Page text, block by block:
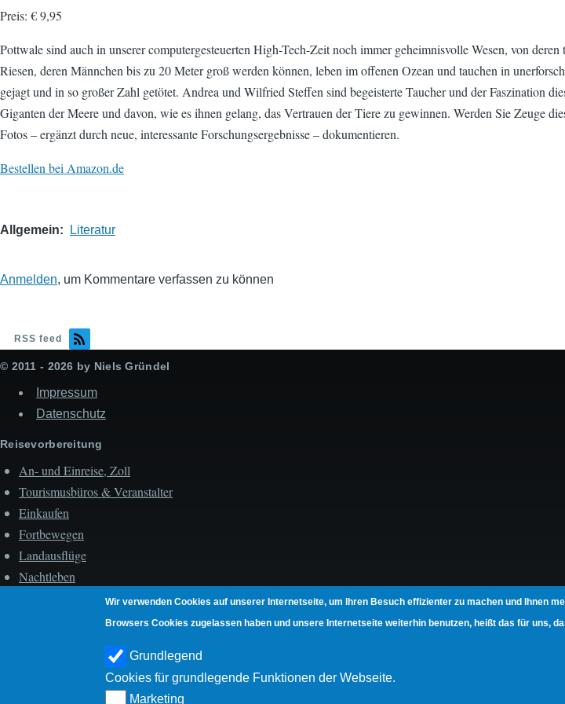
Preis: € 9,95
Pottwale sind auch in unserer computergesteuerten High-Tech-Zeit noch immer geheimnisvolle Wesen, von
Riesen, deren Männchen bis zu 20 Meter groß werden können, leben im offenen Ozean und tauchen in
gejagt und in so großer Zahl getötet. Andrea und Wilfried Steffen sind begeisterte Taucher und der Faszination
Giganten der Meere und davon, wie es ihnen gelang, das Vertrauen der Tiere zu gewinnen. Werden Sie Zeuge
Fotos – ergänzt durch neue, interessante Forschungsergebnisse – dokumentieren.
Bestellen bei Amazon.de
Allgemein Literatur
Anmelden, um Kommentare verfassen zu können
RSS feed
© 2011 - 2026 by Niels Gründel
Impressum
Datenschutz
Reisevorbereitung
An- und Einreise, Zoll
Tourismusbüros & Veranstalter
Einkaufen
Fortbewegen
Landausflüge
Nachtleben
Strand- & Wasserleben
Hauptstadt Roseau
Umgebung Roseaus
Wir verwenden Cookies auf unserer Internetseite, um Ihren Besuch effizienter zu machen und Ihnen
Browsers Cookies zugelassen haben und unsere Internetseite weiterhin benutzen, heißt das für uns,
Grundlegend
Cookies für grundlegende Funktionen der Webseite.
Marketing